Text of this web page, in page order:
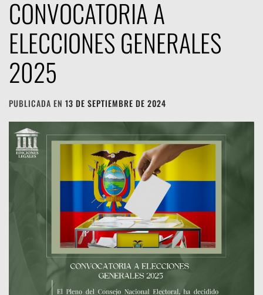
CONVOCATORIA A
ELECCIONES GENERALES
2025
PUBLICADA EN 13 DE SEPTIEMBRE DE 2024